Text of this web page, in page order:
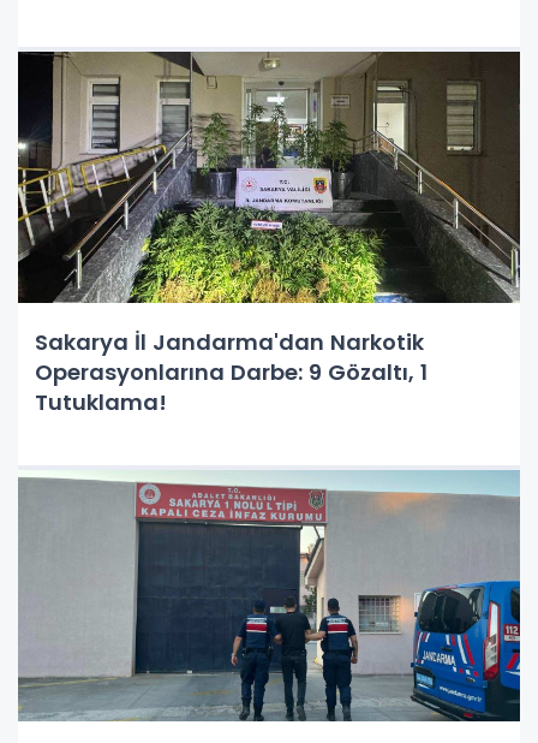
Sakarya İl Jandarma'dan Narkotik
Operasyonlarına Darbe: 9 Gözaltı, 1
Tutuklama!